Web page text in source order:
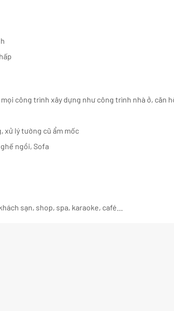
công trình xây dựng như công trình nhà ở, căn
xử lý tường cũ ẩm mốc
ngồi, Sofa
sạn, shop, spa, karaoke, café…